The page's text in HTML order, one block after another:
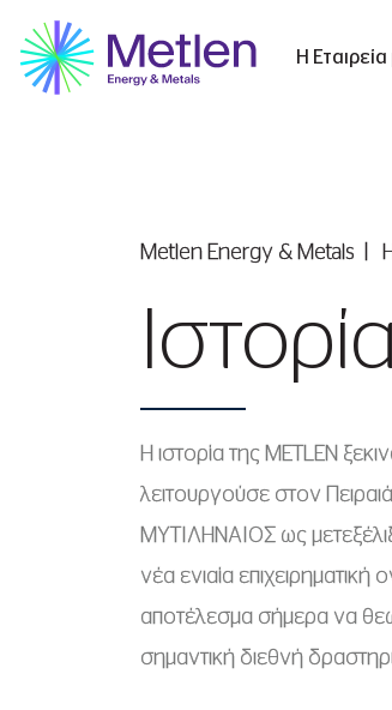
Η
Metlen Εnergy & Metals
Ιστορία
Η ιστορία της METLEN
λειτουργούσε στον
ΜΥΤΙΛΗΝΑΙΟΣ ως
νέα ενιαία
αποτέλεσμα σήμερα να
σημαντική διεθνή
1990
1991-1994